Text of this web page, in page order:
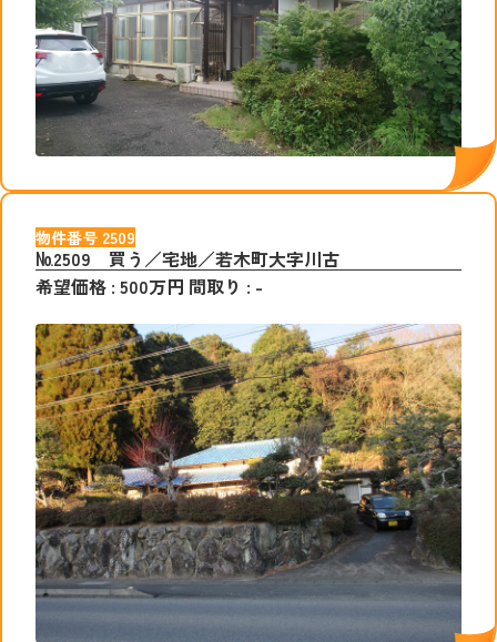
物件番号 2509
№2509 買う／宅地／若木町大字川古
希望価格 : 500万円 間取り : -